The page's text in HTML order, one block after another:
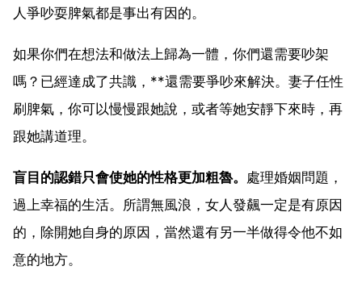
人爭吵耍脾氣都是事出有因的。
如果你們在想法和做法上歸為一體，你們還需要吵架
嗎？已經達成了共識，**還需要爭吵來解決。妻子任性
刷脾氣，你可以慢慢跟她說，或者等她安靜下來時，再
跟她講道理。
盲目的認錯只會使她的性格更加粗魯。 處理婚姻問題，
過上幸福的生活。所謂無風浪，女人發飆一定是有原因
的，除開她自身的原因，當然還有另一半做得令他不如
意的地方。